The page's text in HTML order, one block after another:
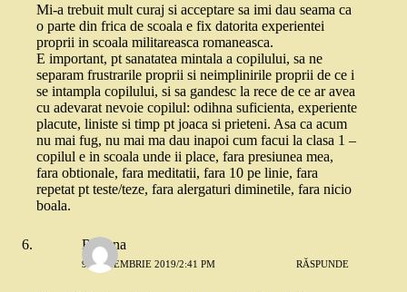
Mi-a trebuit mult curaj si acceptare sa imi dau seama ca
o parte din frica de scoala e fix datorita experientei
proprii in scoala militareasca romaneasca.
E important, pt sanatatea mintala a copilului, sa ne
separam frustrarile proprii si neimplinirile proprii de ce i
se intampla copilului, si sa gandesc la rece de ce ar avea
cu adevarat nevoie copilul: odihna suficienta, experiente
placute, liniste si timp pt joaca si prieteni. Asa ca acum
nu mai fug, nu mai ma dau inapoi cum facui la clasa 1 –
copilul e in scoala unde ii place, fara presiunea mea,
fara obtionale, fara meditatii, fara 10 pe linie, fara
repetat pt teste/teze, fara alergaturi diminetile, fara nicio
boala.
Roxana
9 SEPTEMBRIE 2019/2:41 PM RĂSPUNDE